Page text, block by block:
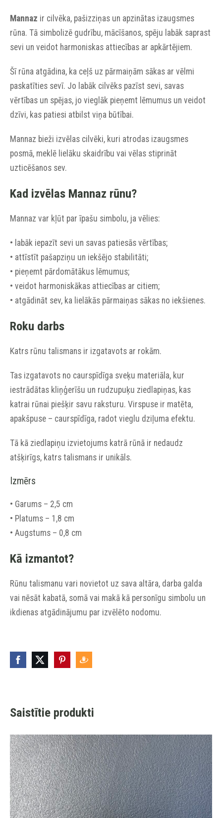
Mannaz ir cilvēka, pašizziņas un apzinātas izaugsmes
rūna. Tā simbolizē gudrību, mācīšanos, spēju labāk saprast
sevi un veidot harmoniskas attiecības ar apkārtējiem.
Šī rūna atgādina, ka ceļš uz pārmaiņām sākas ar vēlmi
paskatīties sevī. Jo labāk cilvēks pazīst sevi, savas
vērtības un spējas, jo vieglāk pieņemt lēmumus un veidot
dzīvi, kas patiesi atbilst viņa būtībai.
Mannaz bieži izvēlas cilvēki, kuri atrodas izaugsmes
posmā, meklē lielāku skaidrību vai vēlas stiprināt
uzticēšanos sev.
Kad izvēlas Mannaz rūnu?
Mannaz var kļūt par īpašu simbolu, ja vēlies:
• labāk iepazīt sevi un savas patiesās vērtības;
• attīstīt pašapziņu un iekšējo stabilitāti;
• pieņemt pārdomātākus lēmumus;
• veidot harmoniskākas attiecības ar citiem;
• atgādināt sev, ka lielākās pārmaiņas sākas no iekšienes.
Roku darbs
Katrs rūnu talismans ir izgatavots ar rokām.
Tas izgatavots no caurspīdīga sveķu materiāla, kur
iestrādātas kliņģerīšu un rudzupuķu ziedlapiņas, kas
katrai rūnai piešķir savu raksturu. Virspuse ir matēta,
apakšpuse – caurspīdīga, radot vieglu dziļuma efektu.
Tā kā ziedlapiņu izvietojums katrā rūnā ir nedaudz
atšķirīgs, katrs talismans ir unikāls.
Izmērs
• Garums – 2,5 cm
• Platums – 1,8 cm
• Augstums – 0,8 cm
Kā izmantot?
Rūnu talismanu vari novietot uz sava altāra, darba galda
vai nēsāt kabatā, somā vai makā kā personīgu simbolu un
ikdienas atgādinājumu par izvēlēto nodomu.
Saistītie produkti